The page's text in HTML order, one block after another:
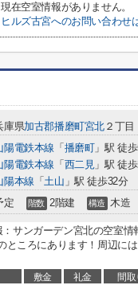
現在空室情報がありません。
ルズ古宮へのお問い合わせ
庫県加古郡播磨町宮北 ２丁目
陽電鉄本線 「 播磨町」駅 徒
陽電鉄本線 「 西二見」駅 徒
陽本線 「土山 」駅 徒歩32分
定 階数 2階建 構造 木造
：サンガーデン宮北の空室
ところにあります！周辺に
敷金 礼金 間取